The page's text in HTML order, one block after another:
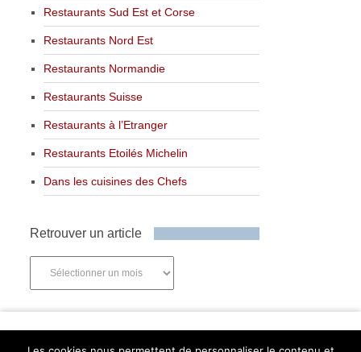
Restaurants Sud Est et Corse
Restaurants Nord Est
Restaurants Normandie
Restaurants Suisse
Restaurants à l’Etranger
Restaurants Etoilés Michelin
Dans les cuisines des Chefs
Retrouver un article